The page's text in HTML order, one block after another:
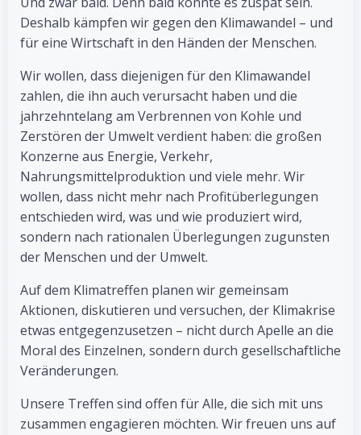
Deshalb kämpfen wir gegen den Klimawandel – und
für eine Wirtschaft in den Händen der Menschen.
Wir wollen, dass diejenigen für den Klimawandel
zahlen, die ihn auch verursacht haben und die
jahrzehntelang am Verbrennen von Kohle und
Zerstören der Umwelt verdient haben: die großen
Konzerne aus Energie, Verkehr,
Nahrungsmittelproduktion und viele mehr. Wir
wollen, dass nicht mehr nach Profitüberlegungen
entschieden wird, was und wie produziert wird,
sondern nach rationalen Überlegungen zugunsten
der Menschen und der Umwelt.
Auf dem Klimatreffen planen wir gemeinsam
Aktionen, diskutieren und versuchen, der Klimakrise
etwas entgegenzusetzen – nicht durch Apelle an die
Moral des Einzelnen, sondern durch gesellschaftliche
Veränderungen.
Unsere Treffen sind offen für Alle, die sich mit uns
zusammen engagieren möchten. Wir freuen uns auf